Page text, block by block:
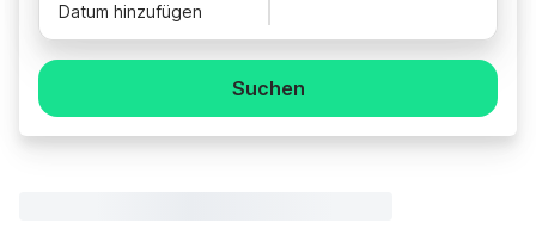
Datum hinzufügen
Suchen